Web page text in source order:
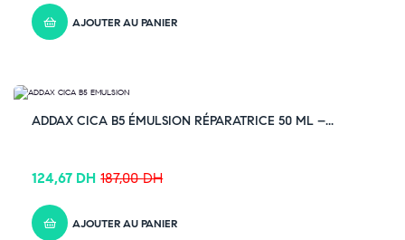
AJOUTER AU PANIER
ADDAX CICA B5 ÉMULSION RÉPARATRICE 50 ML –...
187,00DH
124,67 DH
AJOUTER AU PANIER